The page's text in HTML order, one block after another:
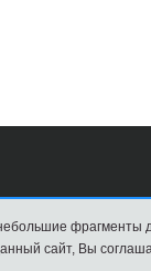
сайт, Вы